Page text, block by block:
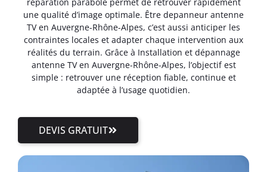
réparation parabole permet de retrouver rapidement
une qualité d’image optimale. Être depanneur antenne
TV en Auvergne-Rhône-Alpes, c’est aussi anticiper les
contraintes locales et adapter chaque intervention aux
réalités du terrain. Grâce à Installation et dépannage
antenne TV en Auvergne-Rhône-Alpes, l’objectif est
simple : retrouver une réception fiable, continue et
adaptée à l’usage quotidien.
DEVIS GRATUIT